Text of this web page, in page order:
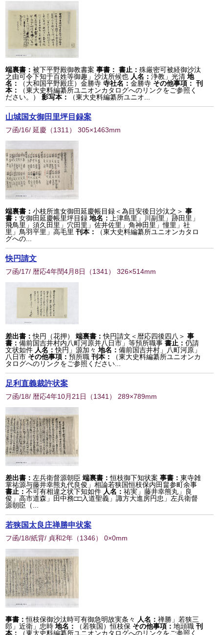
端裏書：被下平野殿御教書案 事書： 書止：殊厳密可被経御沙汰
之由可令下知于百姓等御趣」沙汰所候也 人名：浄教」光清 地
名：
（大和国平野殿庄）金勝寺 寺社名：金勝寺 その他事項： 刊
本：
（東大史料編纂所ユニオンカタログへのリンクをご参照く
ださい。）
影写本： （東大史料編纂所ユニオ...
山城国女御田里坪目録案
フ函/16/ 延慶 （1311 ） 305×1463mm
端裏書：小枝所進女御田延慶帳目録＜為目安後日沙汰之＞ 事
書：女御田延慶帳里坪目録 地名：
上津島里」川副里」跡田里」
飛鳥里」須久田里」穴田里」佐井佐里」角神田里」憧里」社
里」鳥羽平里」高毛里 刊本：
（東大史料編纂所ユニオンカタロ
グへの...
快円請文
フ函/17/ 暦応4年閏4月8日 （1341 ） 326×514mm
差出書：快円（花押） 端裏書：快円請文＜暦応四後四八＞ 事
書：備前国吉井村内八町河原并八日市」等預所職事書止：仍請
文状如件 人名：快円」源加々 地名：備前国吉井村」八町河原」
八日市 その他事項：預所職刊本：
（東大史料編纂所ユニオンカ
タログへのリンクをご参照ください...
足利直義裁許状案
フ函/18/ 暦応4年10月21日 （1341 ） 289×789mm
差出書： 左兵衛督源朝臣 端裏書：恒枝御下知状案 事書：東寺雑
掌祐源与藤井幸熊丸代良俊」相論若狭国恒枝保内田畠参町余事
書止：不可有相違之状下知如件 人名：祐実」藤井幸熊丸」良
俊」高市道森」田中務□□入道聖義」諏方大進房円忠」左兵衛督
源朝臣（...
若狭国太良庄禅勝申状案
フ函/18/紙背/ 貞和2年 （1346） 0×0mm
事書：恒枝保御沙汰時可有御急明故実条々 人名：禅勝」若狭三
郎」近衛」忠時 地名： （若狭国）恒枝保 その他事項：地頭職刊
本：
（東大史料編纂所ユニオンカタログへのリンクをご参照く